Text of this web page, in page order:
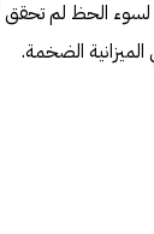
الحظ لم تحقق
الميزانية الضخمة.